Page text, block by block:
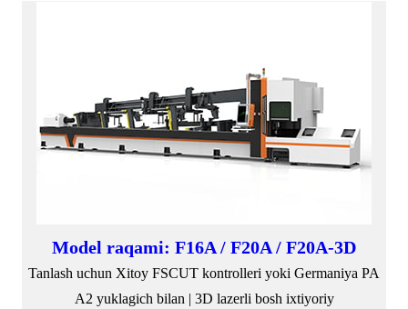
Model raqami: F16A / F20A / F20A-3D
Tanlash uchun Xitoy FSCUT kontrolleri yoki Germaniya PA
A2 yuklagich bilan | 3D lazerli bosh ixtiyoriy